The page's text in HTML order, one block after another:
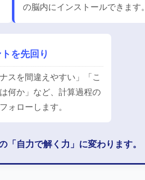
の脳内にインストールできます。
を先回り
スを間違えやすい」「こ
何か」など、計算過程の
ォローします。
「自力で解く力」に変わります。